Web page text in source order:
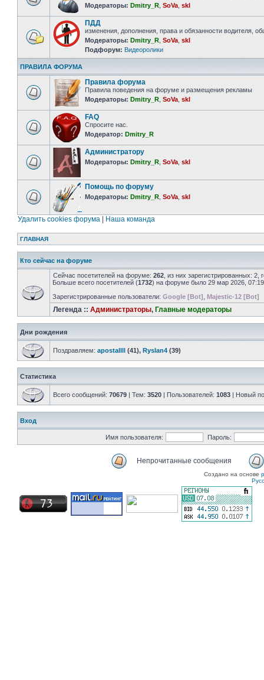
Модераторы: Dmitry_R SoVa skl
ПДД
изменения, дополнения, права и обязанности водителя,
Модераторы: Dmitry_R SoVa skl
Подфорум: Видеоролики
ПРАВИЛА ФОРУМА
Правила форума
Правила поведения на форуме и размещения рекламы
Модераторы: Dmitry_R SoVa skl
FAQ
Спросите нас.
Модератор: Dmitry_R
Администратору
Модераторы: Dmitry_R SoVa skl
Помощь по форуму
Модераторы: Dmitry_R SoVa skl
Удалить cookies форума Наша команда
ГЛАВНАЯ
Кто сейчас на форуме
Сейчас посетителей на форуме: 262 , из них зарегистрированных:
Больше всего посетителей (1732) на форуме было 29 мар 2026, 07:19
Зарегистрированные пользователи: Google [Bot] Majestic-12 [Bot]
Легенда :: Администраторы, Главные модераторы
Дни рождения
Поздравляем: apostallll (41), Ryslan4 (39)
Статистика
Всего сообщений: 70679 | Тем: 3520 | Пользователей: 1083 | Новый
Вход
Имя пользователя: Пароль:
Непрочитанные сообщения
Создано на основе